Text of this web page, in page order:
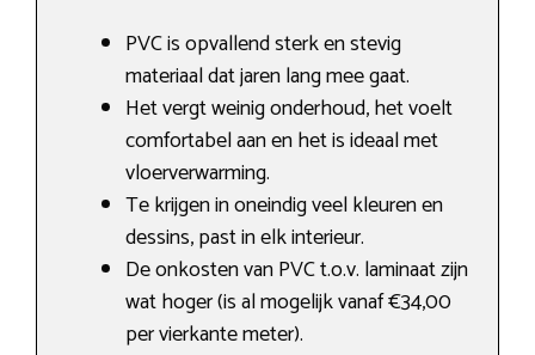
PVC is opvallend sterk en stevig
materiaal dat jaren lang mee gaat.
Het vergt weinig onderhoud, het voelt
comfortabel aan en het is ideaal met
vloerverwarming.
Te krijgen in oneindig veel kleuren en
dessins, past in elk interieur.
De onkosten van PVC t.o.v. laminaat zijn
wat hoger (is al mogelijk vanaf €34,00
per vierkante meter).